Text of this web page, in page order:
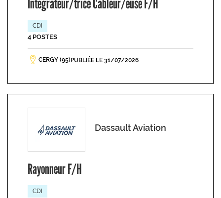
Intégrateur/trice Câbleur/euse F/H
CDI
4 POSTES
CERGY (95) PUBLIÉE LE 31/07/2026
Dassault Aviation
Rayonneur F/H
CDI